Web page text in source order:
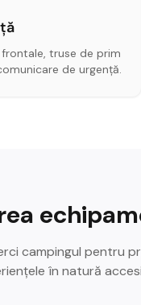
truse de prim
de urgență.
campingul pentru
în natură